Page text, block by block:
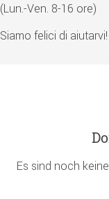
(Lun.-Ven. 8-16 ore)
Siamo felici di aiutarvi!
Es sind noch